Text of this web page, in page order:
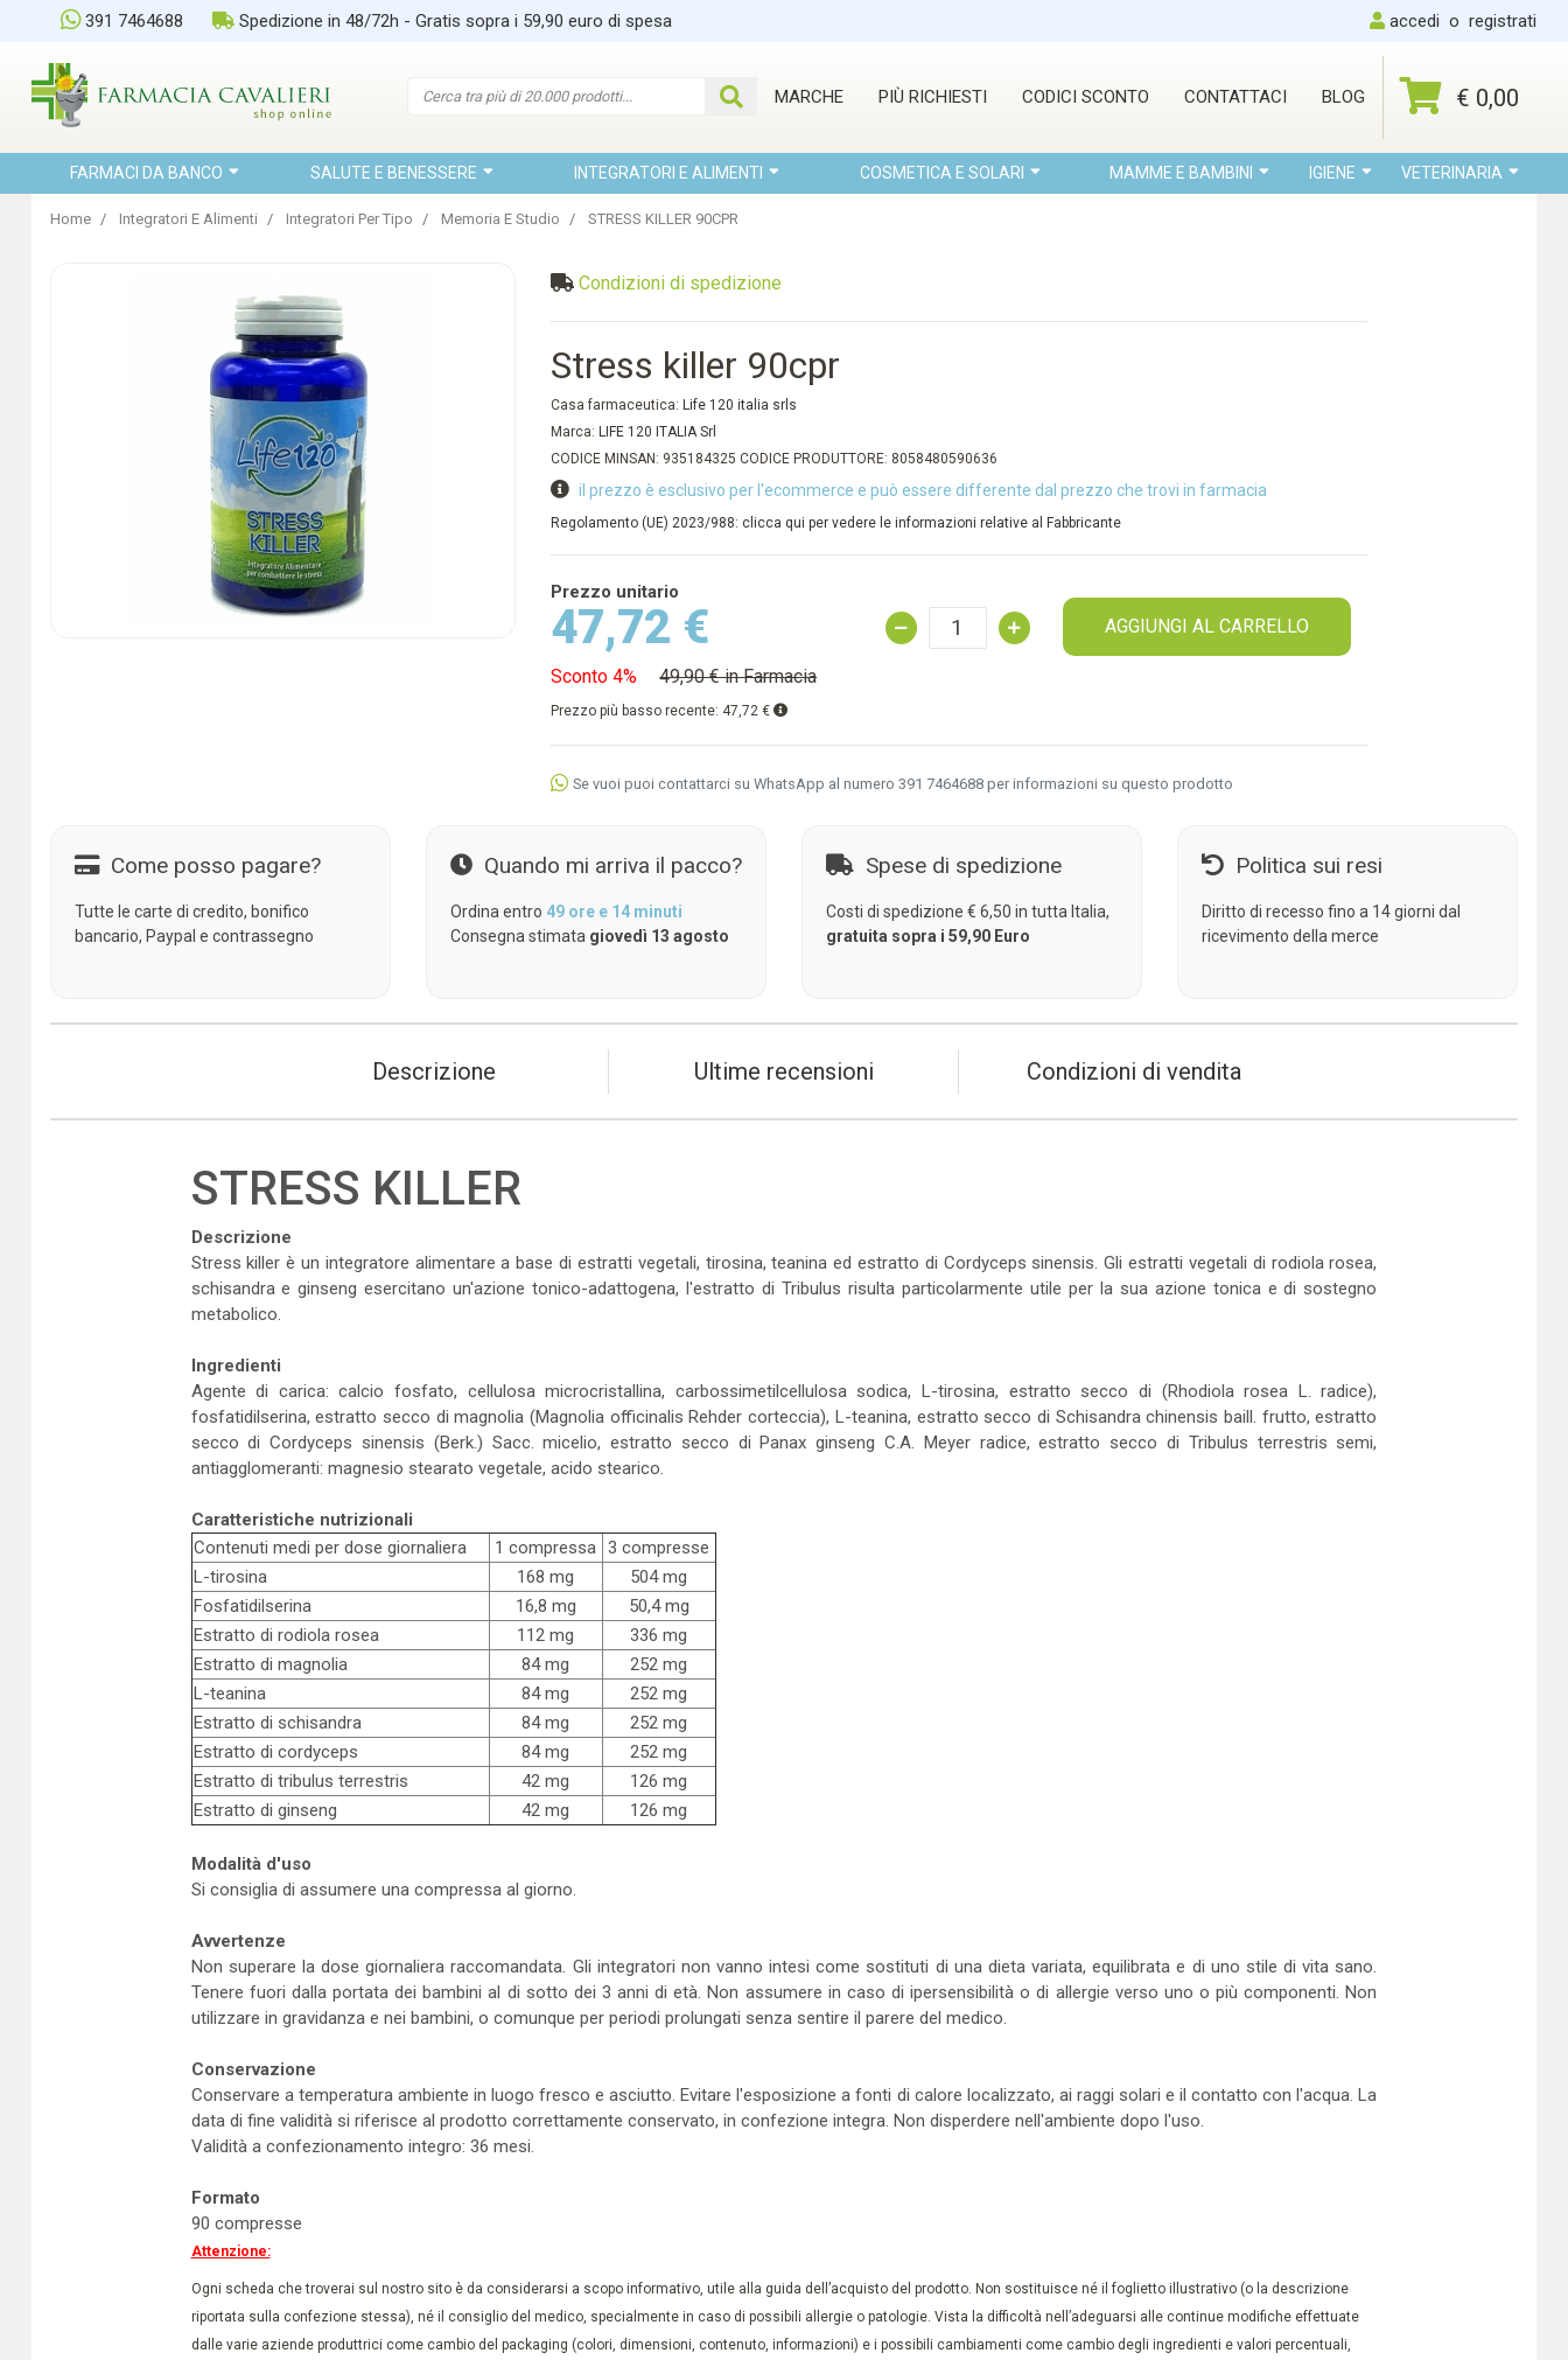
391 7464688 Spedizione in 48/72h - Gratis sopra i 59,90 euro di spesa accedi o registrati
MARCHE PIÙ RICHIESTI CODICI SCONTO CONTATTACI BLOG € 0,00
FARMACI DA BANCO SALUTE E BENESSERE INTEGRATORI E ALIMENTI COSMETICA E SOLARI MAMME E BAMBINI IGIENE VETERINARIA
Home Integratori E Alimenti Integratori Per Tipo Memoria E Studio STRESS KILLER 90CPR
Condizioni di spedizione
Stress killer 90cpr
Casa farmaceutica: Life 120 italia srls
Marca: LIFE 120 ITALIA Srl
CODICE MINSAN: 935184325 CODICE PRODUTTORE: 8058480590636
il prezzo è esclusivo per l'ecommerce e può essere differente dal prezzo che trovi in farmacia
Regolamento (UE) 2023/988: clicca qui per vedere le informazioni relative al Fabbricante
Prezzo unitario
47,72 €
Sconto 4% 49,90 € in Farmacia
Prezzo più basso recente: 47,72 €
AGGIUNGI AL CARRELLO
Se vuoi puoi contattarci su WhatsApp al numero 391 7464688 per informazioni su questo prodotto
Come posso pagare?
Tutte le carte di credito, bonifico
bancario, Paypal e contrassegno
Quando mi arriva il pacco?
Ordina entro 49 ore e 14 minuti
Consegna stimata giovedì 13 agosto
Spese di spedizione
Costi di spedizione € 6,50 in tutta Italia,
gratuita sopra i 59,90 Euro
Politica sui resi
Diritto di recesso fino a 14 giorni dal
ricevimento della merce
Descrizione Ultime recensioni Condizioni di vendita
STRESS KILLER
Descrizione
Stress killer è un integratore alimentare a base di estratti vegetali, tirosina, teanina ed estratto di Cordyceps sinensis. Gli estratti vegetali di rodiola rosea,
schisandra e ginseng esercitano un'azione tonico-adattogena, l'estratto di Tribulus risulta particolarmente utile per la sua azione tonica e di sostegno
metabolico.
Ingredienti
Agente di carica: calcio fosfato, cellulosa microcristallina, carbossimetilcellulosa sodica, L-tirosina, estratto secco di (Rhodiola rosea L. radice),
fosfatidilserina, estratto secco di magnolia (Magnolia officinalis Rehder corteccia), L-teanina, estratto secco di Schisandra chinensis baill. frutto, estratto
secco di Cordyceps sinensis (Berk.) Sacc. micelio, estratto secco di Panax ginseng C.A. Meyer radice, estratto secco di Tribulus terrestris semi,
antiagglomeranti: magnesio stearato vegetale, acido stearico.
Caratteristiche nutrizionali
Contenuti medi per dose giornaliera
1 compressa 3 compresse
L-tirosina
168 mg
504 mg
Fosfatidilserina
16,8 mg
50,4 mg
Estratto di rodiola rosea
112 mg
336 mg
Estratto di magnolia
84 mg
252 mg
L-teanina
84 mg
252 mg
Estratto di schisandra
84 mg
252 mg
Estratto di cordyceps
84 mg
252 mg
Estratto di tribulus terrestris
42 mg
126 mg
Estratto di ginseng
42 mg 126 mg
Modalità d'uso
Si consiglia di assumere una compressa al giorno.
Avvertenze
Non superare la dose giornaliera raccomandata. Gli integratori non vanno intesi come sostituti di una dieta variata, equilibrata e di uno stile di vita sano.
Tenere fuori dalla portata dei bambini al di sotto dei 3 anni di età. Non assumere in caso di ipersensibilità o di allergie verso uno o più componenti. Non
utilizzare in gravidanza e nei bambini, o comunque per periodi prolungati senza sentire il parere del medico.
Conservazione
Conservare a temperatura ambiente in luogo fresco e asciutto. Evitare l'esposizione a fonti di calore localizzato, ai raggi solari e il contatto con l'acqua. La
data di fine validità si riferisce al prodotto correttamente conservato, in confezione integra. Non disperdere nell'ambiente dopo l'uso.
Validità a confezionamento integro: 36 mesi.
Formato
90 compresse
Attenzione:
Ogni scheda che troverai sul nostro sito è da considerarsi a scopo informativo, utile alla guida dell’acquisto del prodotto. Non sostituisce né il foglietto illustrativo (o la descrizione
riportata sulla confezione stessa), né il consiglio del medico, specialmente in caso di possibili allergie o patologie. Vista la difficoltà nell’adeguarsi alle continue modifiche effettuate
dalle varie aziende produttrici come cambio del packaging (colori, dimensioni, contenuto, informazioni) e i possibili cambiamenti come cambio degli ingredienti e valori percentuali,